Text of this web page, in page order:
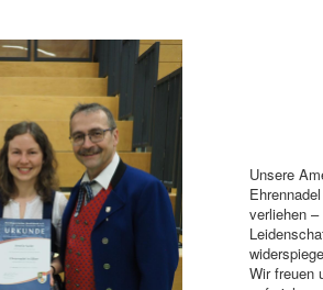
Unsere
verliehen
Wir freuen